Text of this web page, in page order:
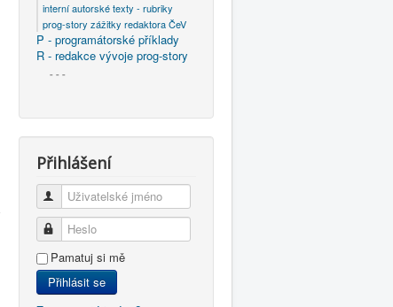
interní autorské texty - rubriky
prog-story zážitky redaktora ČeV
P - programátorské příklady
R - redakce vývoje prog-story
- - -
Přihlášení
Uživatelské jméno
Heslo
Pamatuj si mě
Přihlásit se